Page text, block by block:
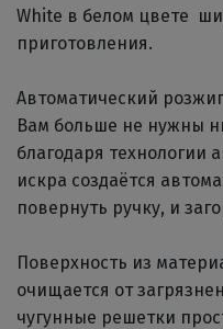
White в белом цвете
приготовления.
Автоматический розжиг
Вам больше не нужны
благодаря технологии
искра создаётся
повернуть ручку, и
Поверхность из
очищается от
чугунные решетки